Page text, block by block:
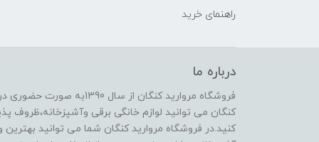
راهنمای خرید
درباره ما
فروشگاه مروارید کنگان از
کنگان می توانید لوازم خانگی برقی وآشپزخانه،ظروف
کنید.در فروشگاه مروارید کنگان شما می توانید بهترین